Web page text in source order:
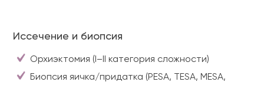
Иссечение и биопсия
Орхиэктомия (I–II категория сложности)
Биопсия яичка/придатка (PESA, TESA, MESA,